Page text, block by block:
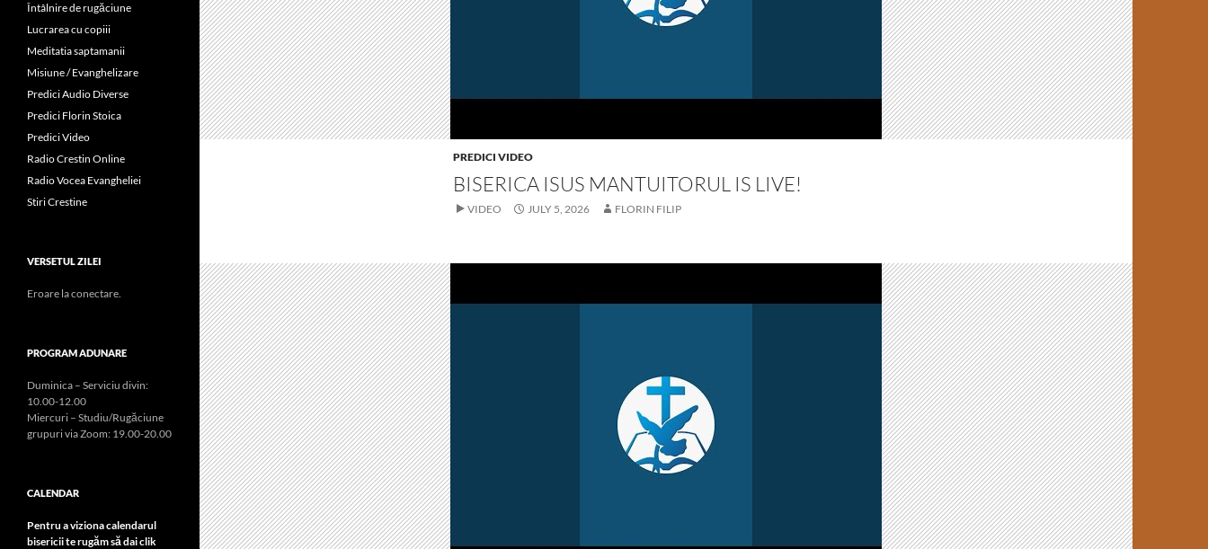
PREDICI VIDEO
BISERICA ISUS MANTUITORUL IS LIVE!
VIDEO JULY 5, 2026 FLORIN FILIP
Întâlnire de rugăciune
Lucrarea cu copiii
Meditatia saptamanii
Misiune / Evanghelizare
Predici Audio Diverse
Predici Florin Stoica
Predici Video
Radio Crestin Online
Radio Vocea Evangheliei
Stiri Crestine
VERSETUL ZILEI
Eroare la conectare.
PROGRAM ADUNARE
Duminica – Serviciu divin:
10.00-12.00
Miercuri – Studiu/Rugăciune
grupuri via Zoom: 19.00-20.00
CALENDAR
Pentru a viziona calendarul
bisericii te rugăm să dai clik